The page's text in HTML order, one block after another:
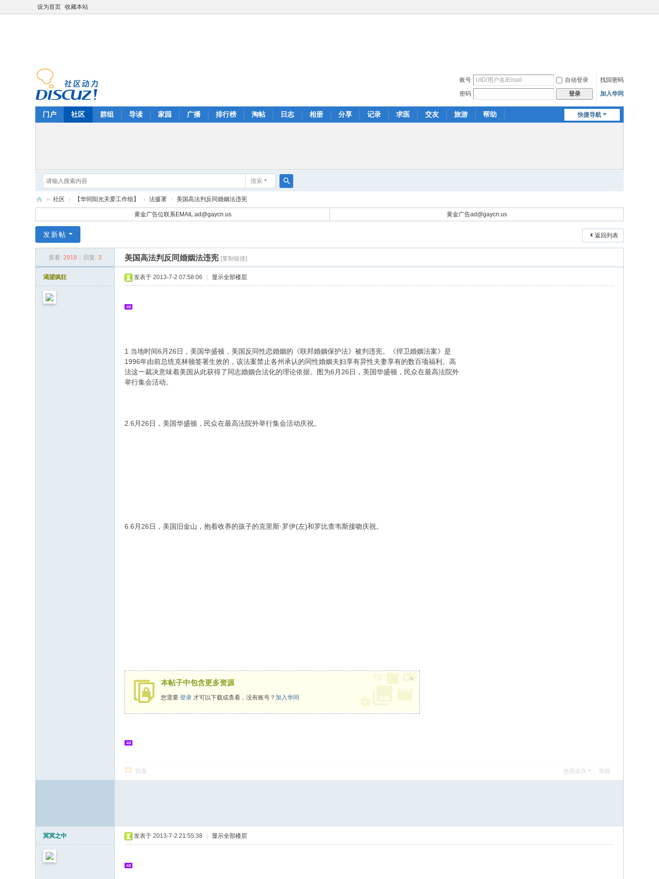
设为首页 收藏本站
账号 自动登录
找回密码
密码
登录 加入华同
快捷导航
门户 社区 群组 导读 家园 广播 排行榜 淘帖 日志 相册 分享 记录 求医 交友 旅游 帮助
搜索
索
同
|
同
社
» 社区 › 【华同阳光关爱工作组】 › 法援署 › 美国高法判反同婚姻法违宪
黄金广告位联系EMAIL:ad@gaycn.us 黄金广告ad@gaycn.us
返回列表
发新帖
查看: 2918 回复: 3 美国高法判反同婚姻法违宪 [复制链接]
渴望疯狂 发表于 2013-7-2 07:58:06 显示全部楼层
1.当地时间6月26日，美国华盛顿，美国反同性恋婚姻的《联邦婚姻保护法》被判违宪。《捍卫婚姻法案》是
1996年由前总统克林顿签署生效的，该法案禁止各州承认的同性婚姻夫妇享有异性夫妻享有的数百项福利。高
法这一裁决意味着美国从此获得了同志婚姻合法化的理论依据。图为6月26日，美国华盛顿，民众在最高法院外
举行集会活动。
2.6月26日，美国华盛顿，民众在最高法院外举行集会活动庆祝。
6.6月26日，美国旧金山，抱着收养的孩子的克里斯·罗伊(左)和罗比查韦斯接吻庆祝。
本帖子中包含更多资源
您需要 登录 才可以下载或查看，没有账号？ 加入华同
×
回复 使用道具 举报
冥冥之中 发表于 2013-7-2 21:55:38 显示全部楼层